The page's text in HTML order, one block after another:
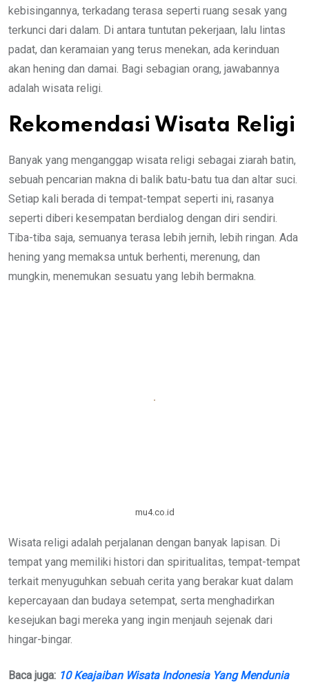
kebisingannya, terkadang terasa seperti ruang sesak yang
terkunci dari dalam. Di antara tuntutan pekerjaan, lalu lintas
padat, dan keramaian yang terus menekan, ada kerinduan
akan hening dan damai. Bagi sebagian orang, jawabannya
adalah wisata religi.
Rekomendasi Wisata Religi
Banyak yang menganggap wisata religi sebagai ziarah batin,
sebuah pencarian makna di balik batu-batu tua dan altar suci.
Setiap kali berada di tempat-tempat seperti ini, rasanya
seperti diberi kesempatan berdialog dengan diri sendiri.
Tiba-tiba saja, semuanya terasa lebih jernih, lebih ringan. Ada
hening yang memaksa untuk berhenti, merenung, dan
mungkin, menemukan sesuatu yang lebih bermakna.
mu4.co.id
Wisata religi adalah perjalanan dengan banyak lapisan. Di
tempat yang memiliki histori dan spiritualitas, tempat-tempat
terkait menyuguhkan sebuah cerita yang berakar kuat dalam
kepercayaan dan budaya setempat, serta menghadirkan
kesejukan bagi mereka yang ingin menjauh sejenak dari
hingar-bingar.
Baca juga: 10 Keajaiban Wisata Indonesia Yang Mendunia